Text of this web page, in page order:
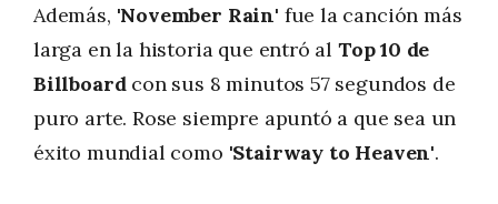
Además, 'November Rain' fue la canción más
larga en la historia que entró al Top 10 de
Billboardcon sus 8 minutos 57 segundos de
puro arte. Rose siempre apuntó a que sea un
éxito mundial como 'Stairway to Heaven'.